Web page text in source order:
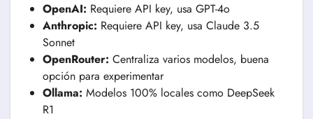
OpenAI: Requiere API key, usa GPT-4o
Anthropic: Requiere API key, usa Claude 3.5
Sonnet
OpenRouter: Centraliza varios modelos, buena
opción para experimentar
Ollama: Modelos 100% locales como DeepSeek
R1